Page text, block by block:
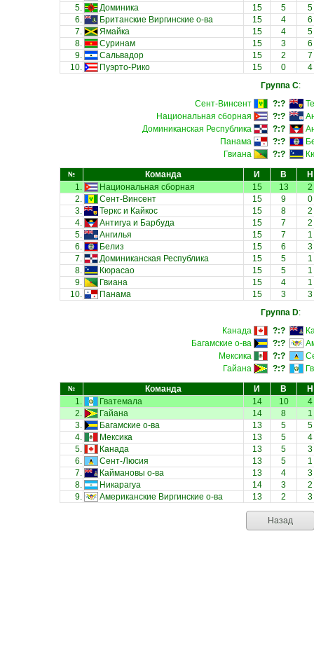
5.
Доминика 15 5
5
6.
Британские Виргинские о-ва 15 4
6
7.
Ямайка 15 4
5
8.
Суринам 15 3
6
9.
Сальвадор 15 2
7
10.
Пуэрто-Рико 15 0
4
Группа C:
Сент-Винсент
?:?
Национальная сборная
?:?
Доминиканская Республика
?:?
Панама
?:?
Гвиана
?:?
№ Команда И В
Н
1.
Национальная сборная 15 13
2
2.
Сент-Винсент 15 9
0
3.
Теркс и Кайкос 15 8
2
4.
Антигуа и Барбуда 15 7
2
5.
Ангилья 15 7
1
6.
Белиз 15 6
3
7.
Доминиканская Республика 15 5
1
8.
Кюрасао 15 5
1
9.
Гвиана 15 4
1
10.
Панама 15 3
3
Группа D:
Канада
?:?
Багамские о-ва
?:?
Мексика
?:?
Гайана
?:?
№ Команда И В
Н
1.
Гватемала 14 10
4
2.
Гайана 14 8
1
3.
Багамские о-ва 13 5
5
4.
Мексика 13 5
4
5.
Канада 13 5
3
6.
Сент-Люсия 13 5
1
7.
Каймановы о-ва 13 4
3
8.
Никарагуа 14 3
2
9.
Американские Виргинские о-ва 13 2 3
Назад